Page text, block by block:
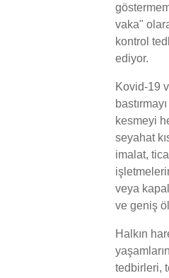
vaka"
kontrol
ediyor.
Kovid-19
kesmeyi
seyahat
imalat,
veya
ve geniş
Halkın
tedbirleri,